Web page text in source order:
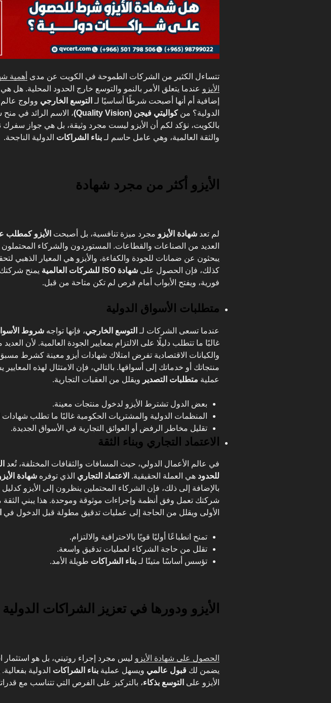
تتساءل الكثير من الشركات الطموحة في الكويت عن مدى أهمية
الأيزو عندما يتعلق الأمر بالنمو والتوسع خارج الحدود المحلية. هل
إضافية أم أنها أصبحت شرطًا أساسيًا لـ التوسع الخارجي وولوج
الدولية؟ منكواليتي فيجن (Quality Vision)
، الاسم الرائد في منح
بالكويت، نؤكد لكم أن الأيزو ليست مجرد وثيقة، بل هي جواز سفرك
والثقة العالمية، وهي عامل حاسم لـ بناء الشراكات الدولية الناجحة.
الأيزو أكثر من مجرد شهادة
لم تعد شهادة الأيزو مجرد ميزة تنافسية، بل أصبحت الأيزو كمطلب
العديد من الصناعات والقطاعات. المستوردون والشركاء المحتملون
يبحثون عن ضمانات للجودة والكفاءة، والأيزو هي المعيار الذهبي
كذلك، فإن الحصول على شهادة ISO للشركات العالمية
يمنح
فورية، ويفتح الأبواب أمام فرص لم تكن متاحة من قبل.
متطلبات الأسواق الدولية
عندما تسعى الشركات لـ التوسع الخارجي، فإنها تواجه شروط
غالبًا ما تتطلب دليلًا على الالتزام بمعايير الجودة العالمية. لأن
والكيانات الاقتصادية تفرض امتلاك شهادات أيزو معينة كشرط
منتجاتك أو خدماتك إلى أسواقها. بالتالي، فإن الامتثال لهذه المعايير
عملية متطلبات التصدير ويقلل من العقبات التجارية.
بعض الدول تشترط الأيزو لدخول منتجات معينة.
المنظمات الدولية والمشتريات الحكومية غالبًا ما تطلب شهادات
تقليل مخاطر الرفض أو العوائق التجارية في الأسواق الجديدة.
الاعتماد التجاري وبناء الثقة
في عالم الأعمال الدولي، حيث المسافات والثقافات المختلفة، تُعد
للحدود هي العملة الحقيقية. الاعتماد التجاري الذي توفره شهادة
بالإضافة إلى ذلك، فإن الشركاء المحتملين ينظرون إلى الأيزو
شركتك تعمل وفق أنظمة وإجراءات موثوقة وموحدة. هذا يبني الثقة
الأولى ويقلل من الحاجة إلى عمليات تدقيق مطولة قبل الدخول في
تمنح انطباعًا أوليًا قويًا بالاحترافية والالتزام.
تقلل من حاجة الشركاء لعمليات تدقيق واسعة.
تؤسس أساسًا متينًا لـبناء الشراكات طويلة الأمد.
الأيزو ودورها في تعزيز الشراكات الدولية
الحصول على شهادة الأيزو ليس مجرد إجراء روتيني، بل هو استثمار
يضمن لك قبول عالمي ويسهل عملية بناء الشراكات الدولية
الأيزو على التوسع بذكاء، بالتركيز على الفرص التي تتناسب مع